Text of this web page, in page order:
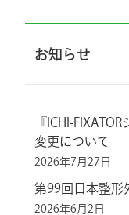
お知らせ
『ICHI-
変更について
2026年7月27日
第99回日本整形
2026年6月2日